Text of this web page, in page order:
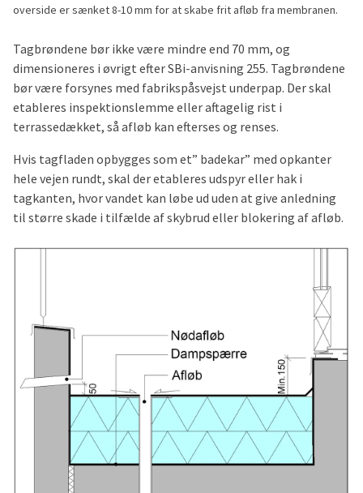
overside er sænket 8-10 mm for at skabe frit afløb fra membranen.
Tagbrøndene bør ikke være mindre end 70 mm, og
dimensioneres i øvrigt efter SBi-anvisning 255. Tagbrøndene
bør være forsynes med fabrikspåsvejst underpap. Der skal
etableres inspektionslemme eller aftagelig rist i
terrassedækket, så afløb kan efterses og renses.
Hvis tagfladen opbygges som et” badekar” med opkanter
hele vejen rundt, skal der etableres udspyr eller hak i
tagkanten, hvor vandet kan løbe ud uden at give anledning
til større skade i tilfælde af skybrud eller blokering af afløb.